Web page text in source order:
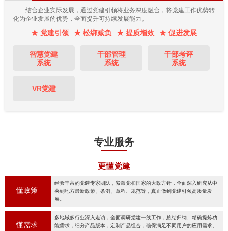
结合企业实际发展，通过党建引领将业务深度融合，将党建工作优势转
化为企业发展的优势，全面提升可持续发展能力。
★ 党建引领 ★ 松绑减负 ★ 提质增效 ★ 促进发展
智慧党建
系统
干部管理
系统
干部考评
系统
VR党建
专业服务
更懂党建
懂政策
经验丰富的党建专家团队，紧跟党和国家的大政方针，全面深入研究从中
央到地方最新政策、条例、章程、规范等，真正做到党建引领高质量发
展。
懂需求
多地域多行业深入走访，全面调研党建一线工作，总结归纳、精确提炼功
能需求，细分产品版本，定制产品组合，确保满足不同用户的应用需求。